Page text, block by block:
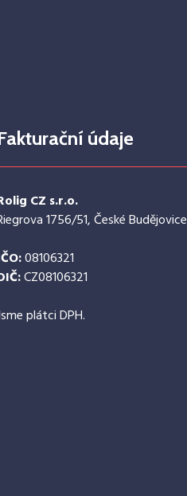
údaje
CZ s.r.o.
1756/51, České Budějovice
08106321
CZ08106321
plátci DPH.